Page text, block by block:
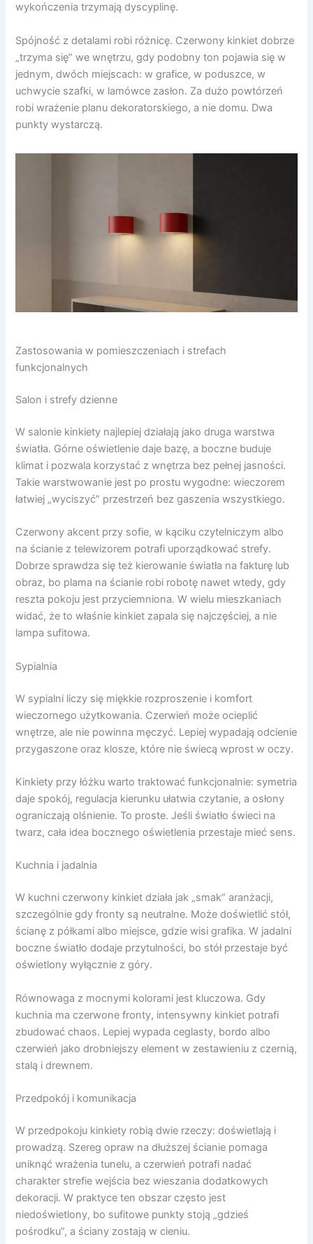
wykończenia trzymają dyscyplinę.
Spójność z detalami robi różnicę. Czerwony kinkiet dobrze
„trzyma się” we wnętrzu, gdy podobny ton pojawia się w
jednym, dwóch miejscach: w grafice, w poduszce, w
uchwycie szafki, w lamówce zasłon. Za dużo powtórzeń
robi wrażenie planu dekoratorskiego, a nie domu. Dwa
punkty wystarczą.
Zastosowania w pomieszczeniach i strefach
funkcjonalnych
Salon i strefy dzienne
W salonie kinkiety najlepiej działają jako druga warstwa
światła. Górne oświetlenie daje bazę, a boczne buduje
klimat i pozwala korzystać z wnętrza bez pełnej jasności.
Takie warstwowanie jest po prostu wygodne: wieczorem
łatwiej „wyciszyć” przestrzeń bez gaszenia wszystkiego.
Czerwony akcent przy sofie, w kąciku czytelniczym albo
na ścianie z telewizorem potrafi uporządkować strefy.
Dobrze sprawdza się też kierowanie światła na fakturę lub
obraz, bo plama na ścianie robi robotę nawet wtedy, gdy
reszta pokoju jest przyciemniona. W wielu mieszkaniach
widać, że to właśnie kinkiet zapala się najczęściej, a nie
lampa sufitowa.
Sypialnia
W sypialni liczy się miękkie rozproszenie i komfort
wieczornego użytkowania. Czerwień może ocieplić
wnętrze, ale nie powinna męczyć. Lepiej wypadają odcienie
przygaszone oraz klosze, które nie świecą wprost w oczy.
Kinkiety przy łóżku warto traktować funkcjonalnie: symetria
daje spokój, regulacja kierunku ułatwia czytanie, a osłony
ograniczają olśnienie. To proste. Jeśli światło świeci na
twarz, cała idea bocznego oświetlenia przestaje mieć sens.
Kuchnia i jadalnia
W kuchni czerwony kinkiet działa jak „smak” aranżacji,
szczególnie gdy fronty są neutralne. Może doświetlić stół,
ścianę z półkami albo miejsce, gdzie wisi grafika. W jadalni
boczne światło dodaje przytulności, bo stół przestaje być
oświetlony wyłącznie z góry.
Równowaga z mocnymi kolorami jest kluczowa. Gdy
kuchnia ma czerwone fronty, intensywny kinkiet potrafi
zbudować chaos. Lepiej wypada ceglasty, bordo albo
czerwień jako drobniejszy element w zestawieniu z czernią,
stalą i drewnem.
Przedpokój i komunikacja
W przedpokoju kinkiety robią dwie rzeczy: doświetlają i
prowadzą. Szereg opraw na dłuższej ścianie pomaga
uniknąć wrażenia tunelu, a czerwień potrafi nadać
charakter strefie wejścia bez wieszania dodatkowych
dekoracji. W praktyce ten obszar często jest
niedoświetlony, bo sufitowe punkty stoją „gdzieś
pośrodku”, a ściany zostają w cieniu.